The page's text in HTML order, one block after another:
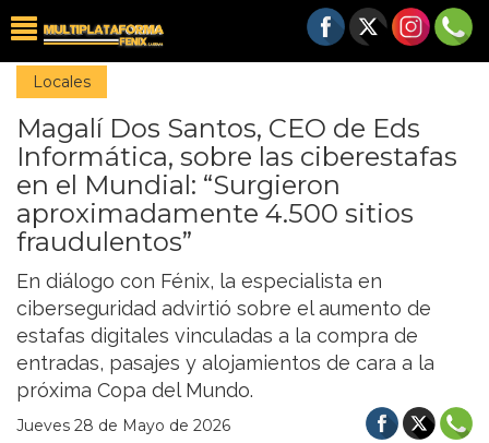
Locales
Magalí Dos Santos, CEO de Eds
Informática, sobre las ciberestafas
en el Mundial: “Surgieron
aproximadamente 4.500 sitios
fraudulentos”
En diálogo con Fénix, la especialista en
ciberseguridad advirtió sobre el aumento de
estafas digitales vinculadas a la compra de
entradas, pasajes y alojamientos de cara a la
próxima Copa del Mundo.
Jueves 28 de Mayo de 2026